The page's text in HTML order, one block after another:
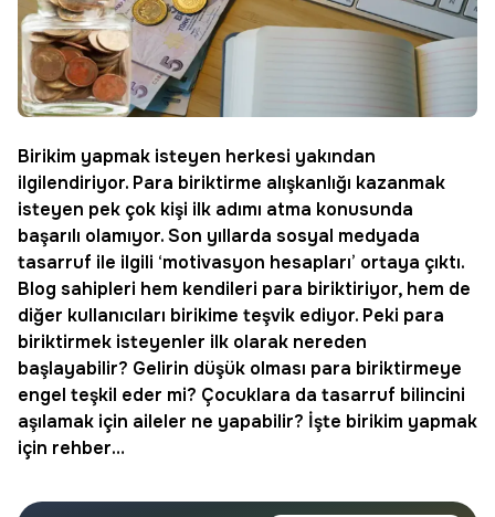
Birikim yapmak isteyen herkesi yakından
ilgilendiriyor. Para biriktirme alışkanlığı kazanmak
isteyen pek çok kişi ilk adımı atma konusunda
başarılı olamıyor. Son yıllarda sosyal medyada
tasarruf ile ilgili ‘motivasyon hesapları’ ortaya çıktı.
Blog sahipleri hem kendileri para biriktiriyor, hem de
diğer kullanıcıları birikime teşvik ediyor. Peki para
biriktirmek isteyenler ilk olarak nereden
başlayabilir? Gelirin düşük olması para biriktirmeye
engel teşkil eder mi? Çocuklara da tasarruf bilincini
aşılamak için aileler ne yapabilir? İşte birikim yapmak
için rehber…